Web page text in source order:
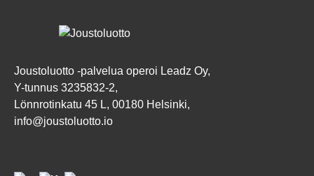
Joustoluotto -palvelua operoi Leadz Oy,
Y-tunnus 3235832-2,
Lönnrotinkatu 45 L, 00180 Helsinki,
info@joustoluotto.io